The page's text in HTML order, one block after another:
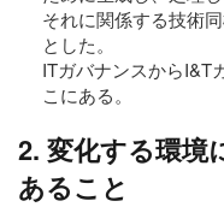
それに関係する技術
とした。
ITガバナンスからI&T
こにある。
2. 変化する環境
あること